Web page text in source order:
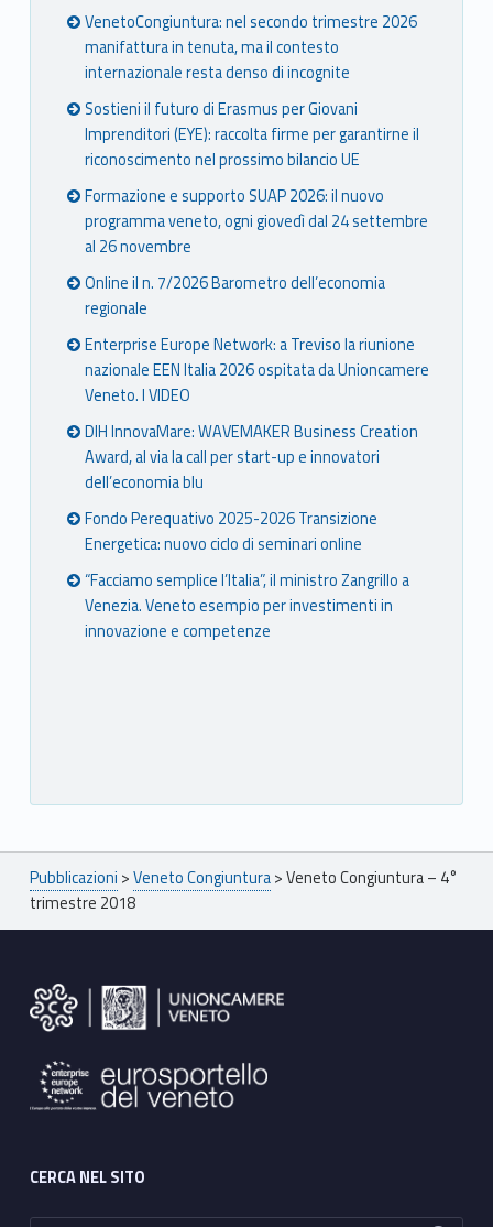
VenetoCongiuntura: nel secondo trimestre 2026
manifattura in tenuta, ma il contesto
internazionale resta denso di incognite
Sostieni il futuro di Erasmus per Giovani
Imprenditori (EYE): raccolta firme per garantirne il
riconoscimento nel prossimo bilancio UE
Formazione e supporto SUAP 2026: il nuovo
programma veneto, ogni giovedì dal 24 settembre
al 26 novembre
Online il n. 7/2026 Barometro dell’economia
regionale
Enterprise Europe Network: a Treviso la riunione
nazionale EEN Italia 2026 ospitata da Unioncamere
Veneto. I VIDEO
DIH InnovaMare: WAVEMAKER Business Creation
Award, al via la call per start-up e innovatori
dell’economia blu
Fondo Perequativo 2025-2026 Transizione
Energetica: nuovo ciclo di seminari online
“Facciamo semplice l’Italia”, il ministro Zangrillo a
Venezia. Veneto esempio per investimenti in
innovazione e competenze
Breadcrumbs navigation
Pubblicazioni >Veneto Congiuntura>Veneto Congiuntura – 4°
trimestre 2018
CERCA NEL SITO
Ricerca per: